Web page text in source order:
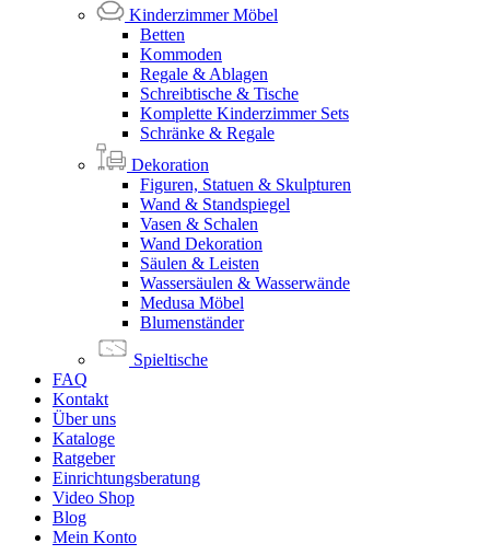
Kinderzimmer Möbel
Betten
Kommoden
Regale & Ablagen
Schreibtische & Tische
Komplette Kinderzimmer Sets
Schränke & Regale
Dekoration
Figuren, Statuen & Skulpturen
Wand & Standspiegel
Vasen & Schalen
Wand Dekoration
Säulen & Leisten
Wassersäulen & Wasserwände
Medusa Möbel
Blumenständer
Spieltische
FAQ
Kontakt
Über uns
Kataloge
Ratgeber
Einrichtungsberatung
Video Shop
Blog
Mein Konto